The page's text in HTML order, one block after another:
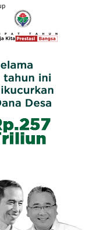
Pengantar Tugas